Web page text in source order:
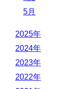
5月
2025年
2024年
2023年
2022年